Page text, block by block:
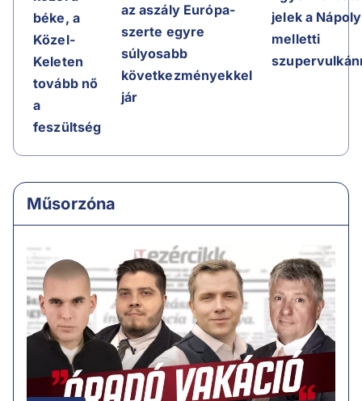
béke, a
Közel-
Keleten
tovább nő
a
feszültség
az aszály Európa-
szerte egyre
súlyosabb
következményekkel
jár
jelek a Nápoly
melletti
Műsorzóna